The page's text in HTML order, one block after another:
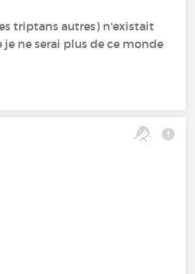
triptans autres) n'existait
je ne serai plus de ce monde